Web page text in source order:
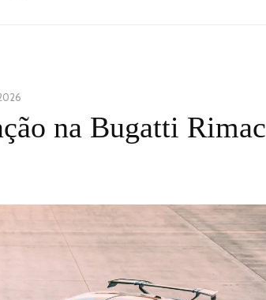
27,
2026
na Bugatti Rimac